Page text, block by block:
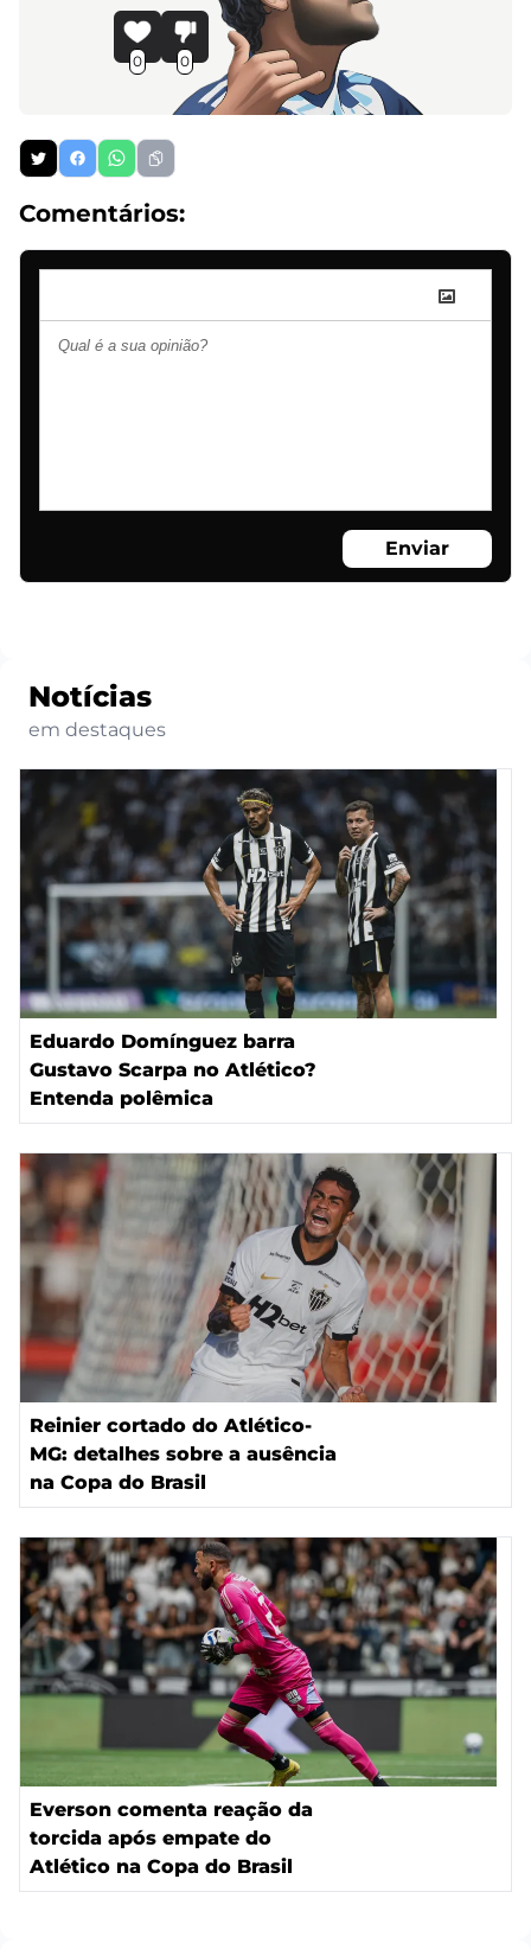
0 0
Comentários:
Enviar
Notícias
em destaques
Eduardo Domínguez barra
Gustavo Scarpa no Atlético?
Entenda polêmica
Reinier cortado do Atlético-
MG: detalhes sobre a ausência
na Copa do Brasil
Everson comenta reação da
torcida após empate do
Atlético na Copa do Brasil